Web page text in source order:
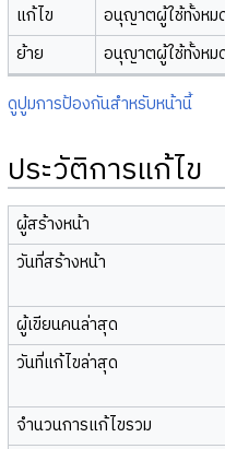
แก้ไข
อนุญาตผู้ใช้ทั้งหม
ย้าย
อนุญาตผู้ใช้ทั้งหม
ดูปูมการป้องกันสำหรับหน้านี้
ประวัติการแก้ไข
ผู้สร้างหน้า
วันที่สร้างหน้า
ผู้เขียนคนล่าสุด
วันที่แก้ไขล่าสุด
จำนวนการแก้ไขรวม